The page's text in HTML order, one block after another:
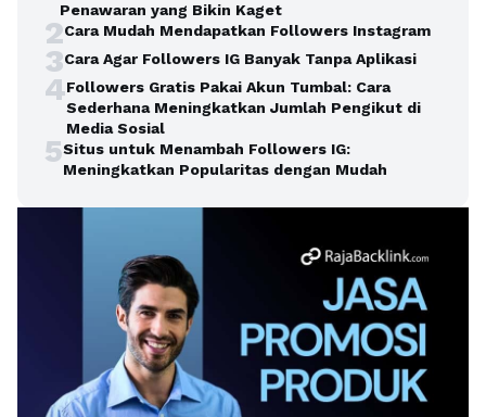
Penawaran yang Bikin Kaget
2Cara Mudah Mendapatkan Followers Instagram
3Cara Agar Followers IG Banyak Tanpa Aplikasi
4Followers Gratis Pakai Akun Tumbal: Cara
Sederhana Meningkatkan Jumlah Pengikut di
Media Sosial
5Situs untuk Menambah Followers IG:
Meningkatkan Popularitas dengan Mudah